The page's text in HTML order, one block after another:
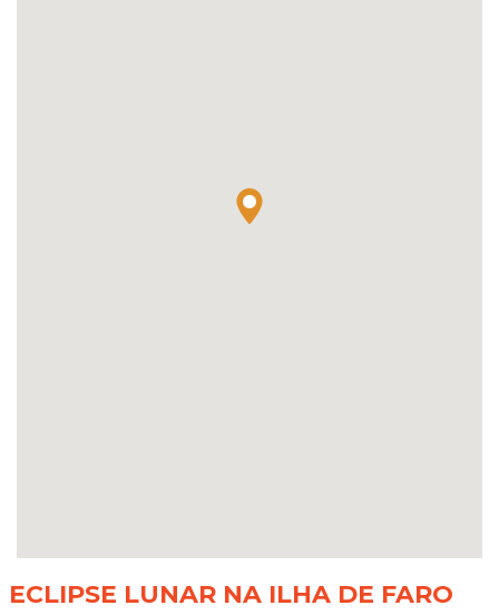
ECLIPSE LUNAR NA ILHA DE FARO